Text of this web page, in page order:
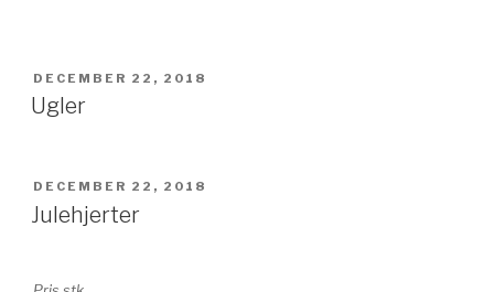
UDGIVET
DEN
DECEMBER 22, 2018
Ugler
UDGIVET
DEN
DECEMBER 22, 2018
Julehjerter